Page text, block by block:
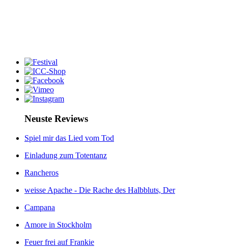
Neuste Reviews
Spiel mir das Lied vom Tod
Einladung zum Totentanz
Rancheros
weisse Apache - Die Rache des Halbbluts, Der
Campana
Amore in Stockholm
Feuer frei auf Frankie